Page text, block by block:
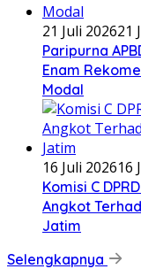
21 Juli 202621
Paripurna
Enam
Modal
16 Juli 202616
Komisi C
Angkot
Jatim
Selengkapnya